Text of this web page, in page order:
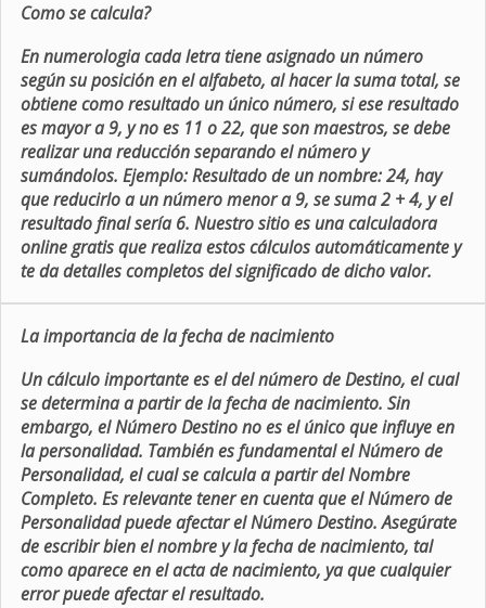
Como se calcula?
En numerologia cada letra tiene asignado un número
según su posición en el alfabeto, al hacer la suma total, se
obtiene como resultado un único número, si ese resultado
es mayor a 9, y no es 11 o 22, que son maestros, se debe
realizar una reducción separando el número y
sumándolos. Ejemplo: Resultado de un nombre: 24, hay
que reducirlo a un número menor a 9, se suma 2 + 4, y el
resultado final sería 6. Nuestro sitio es una calculadora
online gratis que realiza estos cálculos automáticamente y
te da detalles completos del significado de dicho valor.
La importancia de la fecha de nacimiento
Un cálculo importante es el del número de Destino, el cual
se determina a partir de la fecha de nacimiento. Sin
embargo, el Número Destino no es el único que influye en
la personalidad. También es fundamental el Número de
Personalidad, el cual se calcula a partir del Nombre
Completo. Es relevante tener en cuenta que el Número de
Personalidad puede afectar el Número Destino. Asegúrate
de escribir bien el nombre y la fecha de nacimiento, tal
como aparece en el acta de nacimiento, ya que cualquier
error puede afectar el resultado.